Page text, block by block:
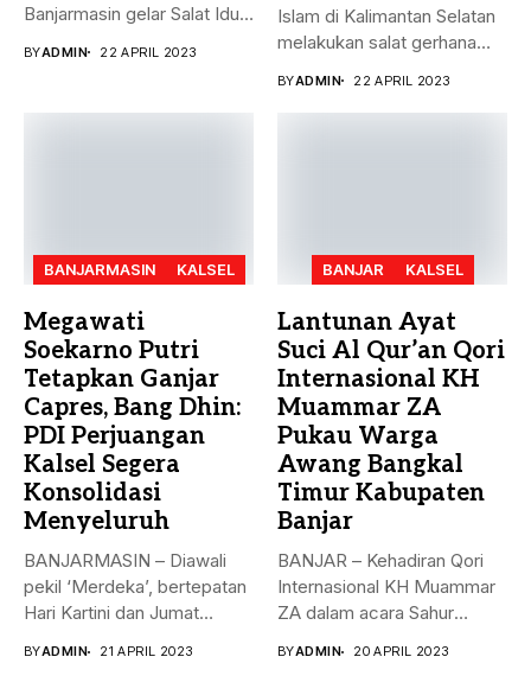
Banjarmasin gelar Salat Idul
BYADMIN 22 APRIL 2023
Islam di Kalimantan Selatan
melakukan salat gerhana
BYADMIN 22 APRIL 2023
BANJARMASIN KALSEL
Megawati
Soekarno Putri
Tetapkan Ganjar
Capres, Bang Dhin:
PDI Perjuangan
Kalsel Segera
Konsolidasi
Menyeluruh
BANJARMASIN – Diawali
pekil ‘Merdeka’, bertepatan
Hari Kartini dan Jumat
BYADMIN 21 APRIL 2023
BANJAR KALSEL
Lantunan Ayat
Suci Al Qur’an Qori
Internasional KH
Muammar ZA
Pukau Warga
Awang Bangkal
Timur Kabupaten
Banjar
BANJAR – Kehadiran Qori
Internasional KH Muammar
ZA dalam acara Sahur
BYADMIN 20 APRIL 2023